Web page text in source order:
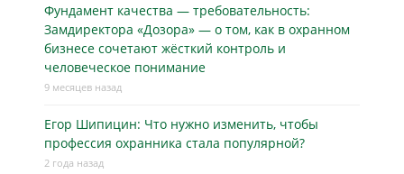
Фундамент качества — требовательность:
Замдиректора «Дозора» — о том, как в охранном
бизнесe сочетают жёсткий контроль и
человеческое понимание
9 месяцев назад
Егор Шипицин: Что нужно изменить, чтобы
профессия охранника стала популярной?
2 года назад